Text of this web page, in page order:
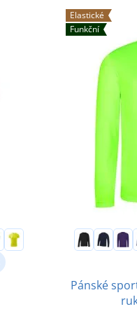
Elastické
Funkční
Pánské